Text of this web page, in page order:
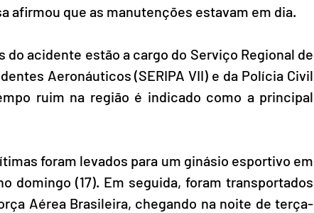
afirmou que as manutenções estavam em dia.
acidente estão a cargo do Serviço Regional de
Aeronáuticos (SERIPA VII) e da Polícia Civil
ruim na região é indicado como a principal
foram levados para um ginásio esportivo em
domingo (17). Em seguida, foram transportados
Aérea Brasileira, chegando na noite de terça-